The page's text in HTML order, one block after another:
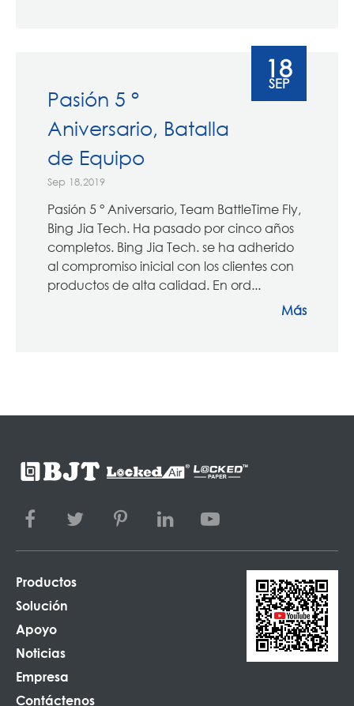
Pasión 5 °
Aniversario, Batalla
de Equipo
Sep 18,2019
Pasión 5 ° Aniversario, Team BattleTime Fly,
Bing Jia Tech. Ha pasado por cinco años
completos. Bing Jia Tech. se ha adherido
al compromiso inicial con los clientes con
productos de alta calidad. En ord...
Más
18
SEP
Productos
Solución
Apoyo
Noticias
Empresa
Contáctenos